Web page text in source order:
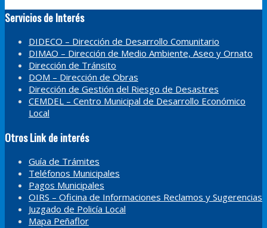
Servicios de Interés
DIDECO – Dirección de Desarrollo Comunitario
DIMAO – Dirección de Medio Ambiente, Aseo y Ornato
Dirección de Tránsito
DOM – Dirección de Obras
Dirección de Gestión del Riesgo de Desastres
CEMDEL – Centro Municipal de Desarrollo Económico
Local
Otros Link de interés
Guía de Trámites
Teléfonos Municipales
Pagos Municipales
OIRS – Oficina de Informaciones Reclamos y Sugerencias
Juzgado de Policía Local
Mapa Peñaflor